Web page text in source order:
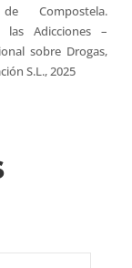
Compostela.
Adicciones –
sobre Drogas,
S.L., 2025